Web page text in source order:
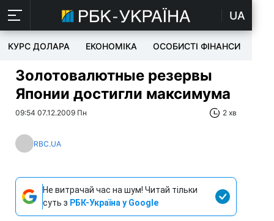
UA
КУРС ДОЛАРА ЕКОНОМІКА ОСОБИСТІ ФІНАНСИ
Золотовалютные резервы
Японии достигли максимума
09:54 07.12.2009 Пн 2 хв
RBC.UA
Не витрачай час на шум! Читай тільки
суть з РБК-Україна у Google